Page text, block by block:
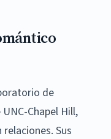
de
Chapel Hill,
Sus